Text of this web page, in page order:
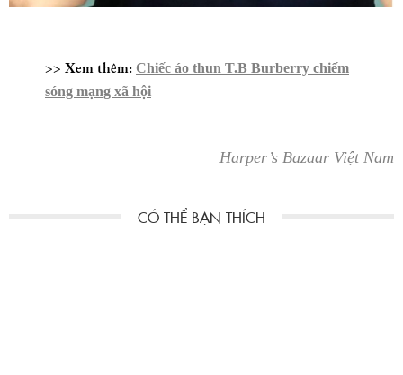
>> Xem thêm: Chiếc áo thun T.B Burberry chiếm
sóng mạng xã hội
Harper’s Bazaar Việt Nam